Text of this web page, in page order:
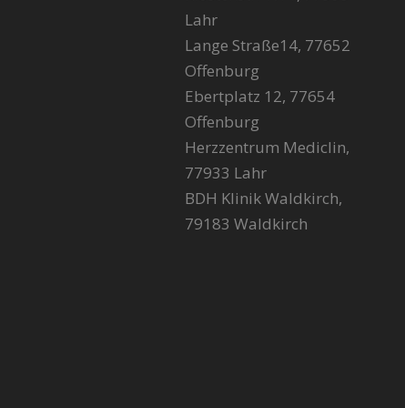
Lahr
Lange Straße14, 77652
Offenburg
Ebertplatz 12, 77654
Offenburg
Herzzentrum Mediclin,
77933 Lahr
BDH Klinik Waldkirch,
79183 Waldkirch